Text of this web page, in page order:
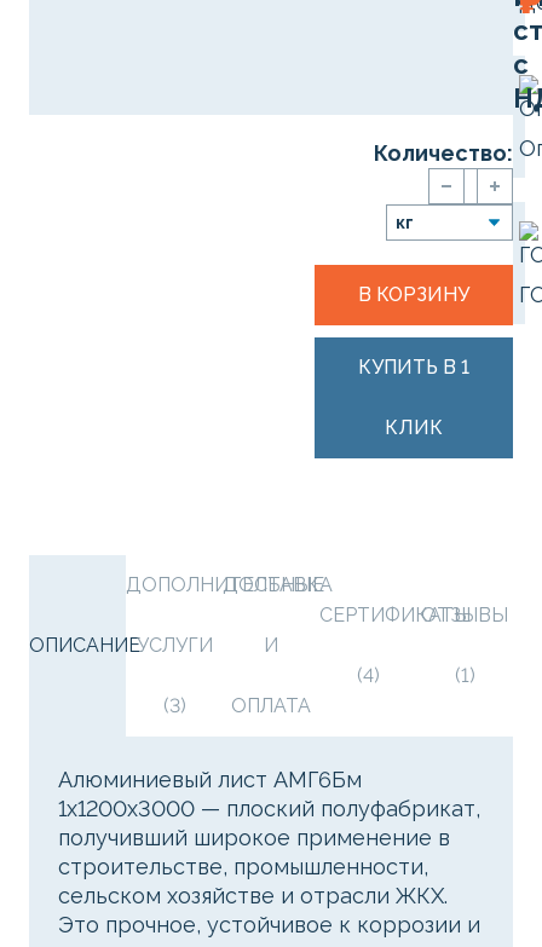
с
Количество:
В КОРЗИНУ
КУПИТЬ В 1
КЛИК
ОПИСАНИЕ
ДОПОЛНИТЕЛЬНЫЕ
УСЛУГИ
(3)
ДОСТАВКА
И
ОПЛАТА
СЕРТИФИКАТЫ
(4)
ОТЗЫВЫ
(1)
Алюминиевый лист АМГ6Бм
1х1200х3000 — плоский полуфабрикат,
получивший широкое применение в
строительстве, промышленности,
сельском хозяйстве и отрасли ЖКХ.
Это прочное, устойчивое к коррозии и